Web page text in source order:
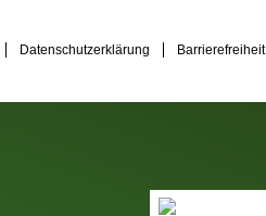
Datenschutzerklärung Barrierefreiheit